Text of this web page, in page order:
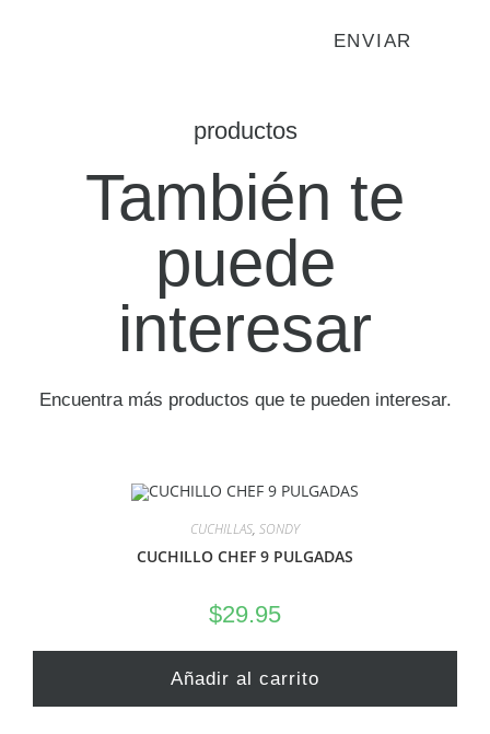
productos
También te
puede
interesar
Encuentra más productos que te pueden interesar.
CUCHILLAS, SONDY
CUCHILLO CHEF 9 PULGADAS
$29.95
Añadir al carrito